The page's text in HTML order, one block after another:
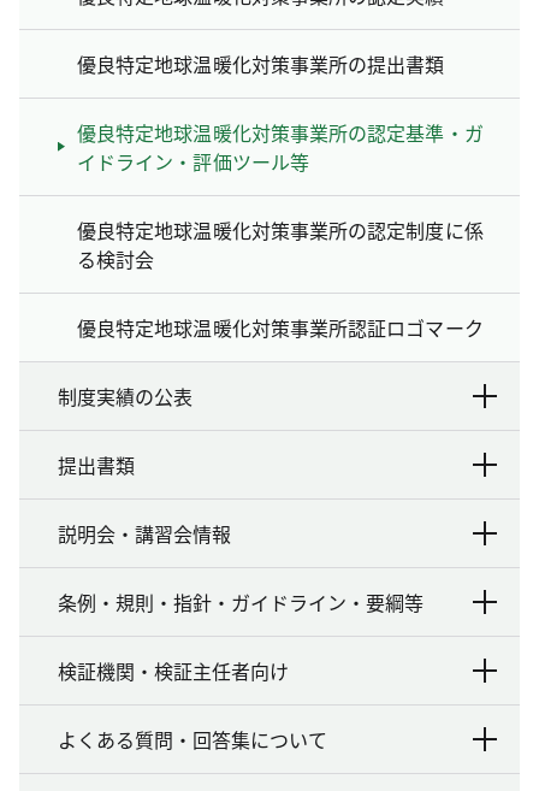
優良特定地球温暖化対策事業所の提出書類
優良特定地球温暖化対策事業所の認定基準・ガ
イドライン・評価ツール等
優良特定地球温暖化対策事業所の認定制度に係
る検討会
優良特定地球温暖化対策事業所認証ロゴマーク
制度実績の公表
提出書類
説明会・講習会情報
条例・規則・指針・ガイドライン・要綱等
検証機関・検証主任者向け
よくある質問・回答集について